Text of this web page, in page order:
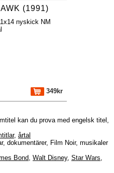
(1991)
nyskick NM
349kr
kan du prova med engelsk titel,
, årtal
dokumentärer, Film Noir, musikaler
Bond, Walt Disney, Star Wars,